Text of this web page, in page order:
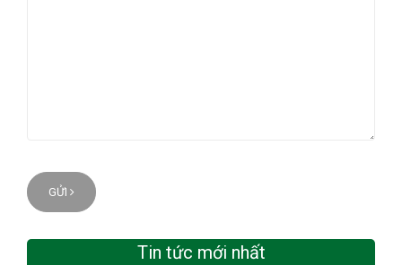
GỬI
Tin tức mới nhất